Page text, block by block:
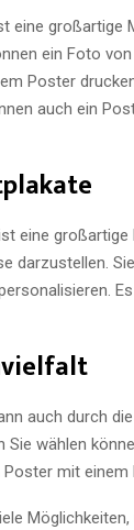
eine großartige
ein Foto
Poster
auch ein
eine
darzustellen.
auch durch
Sie wählen
mit